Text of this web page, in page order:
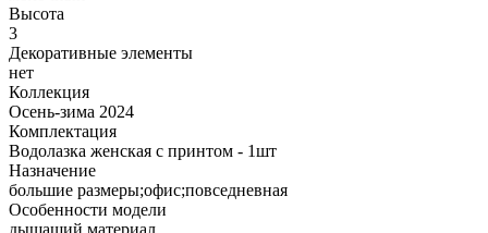
Высота
3
Декоративные элементы
нет
Коллекция
Осень-зима 2024
Комплектация
Водолазка женская с принтом - 1шт
Назначение
большие размеры;офис;повседневная
Особенности модели
дышащий материал